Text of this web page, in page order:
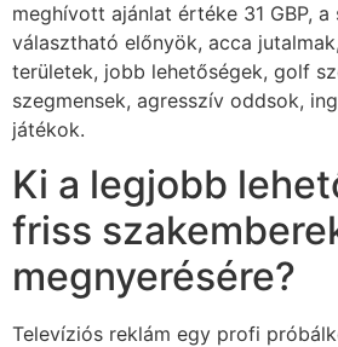
meghívott ajánlat értéke 31 GBP, a
választható előnyök, acca
területek, jobb lehetőségek, golf
szegmensek, agresszív oddsok,
játékok.
Ki a legjobb
friss
megnyerésére?
Televíziós reklám egy profi